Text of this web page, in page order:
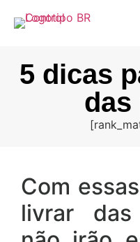
5 dicas
das
Com
livrar